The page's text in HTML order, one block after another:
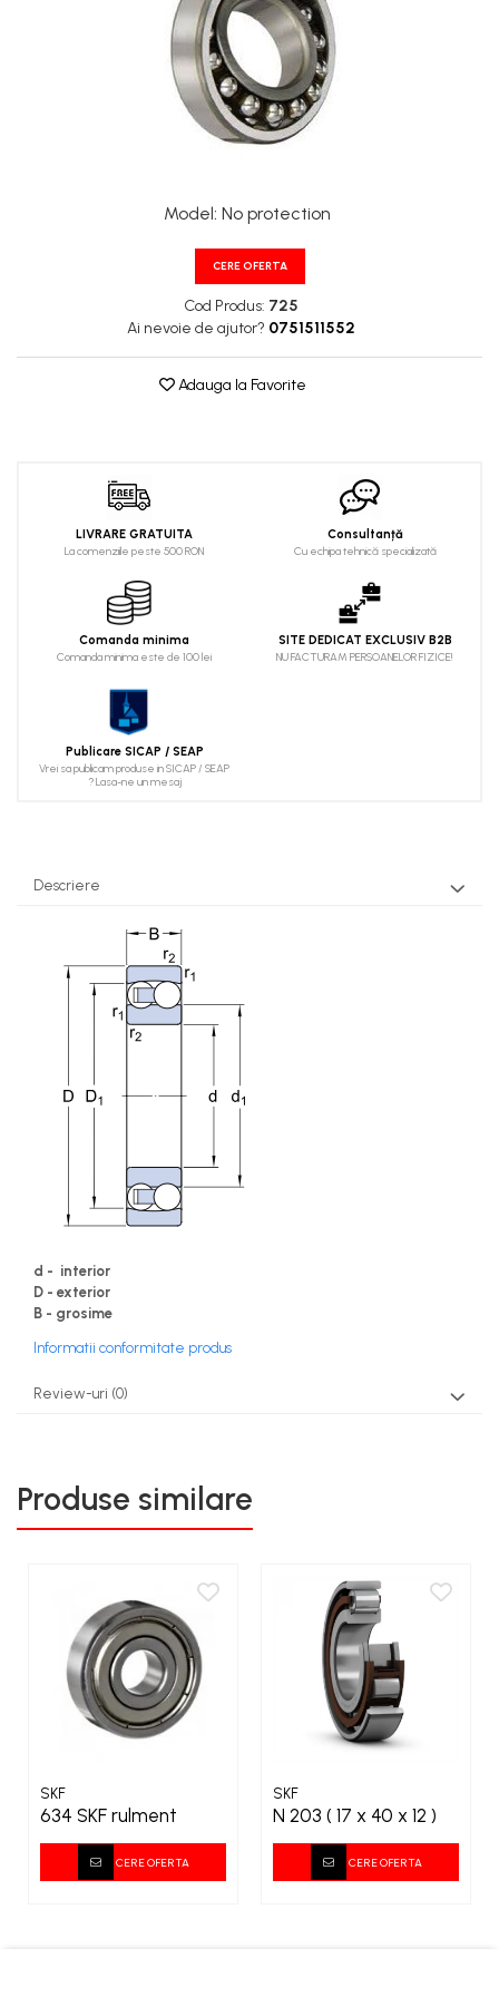
Model: No protection
CERE OFERTA
Cod Produs: 725
Ai nevoie de ajutor? 0751511552
Adauga la Favorite
LIVRARE GRATUITA
La comenziile peste 500 RON
Consultanță
Cu echipa tehnică specializată
Comanda minima
Comanda minima este de 100 lei
SITE DEDICAT EXCLUSIV B2B
NU FACTURAM PERSOANELOR FIZICE!
Publicare SICAP / SEAP
Vrei sa publicam produse in SICAP / SEAP
? Lasa-ne un mesaj
Descriere
d - interior
D - exterior
B - grosime
Informatii conformitate produs
Review-uri (0)
Produse similare
SKF
634 SKF rulment
CERE OFERTA
SKF
N 203 ( 17 x 40 x 12 )
CERE OFERTA